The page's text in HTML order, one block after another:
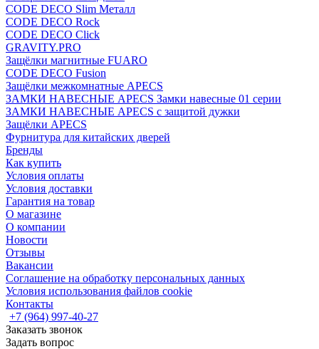
CODE DECO Slim Металл
CODE DECO Rock
CODE DECO Click
GRAVITY.PRO
Защёлки магнитные FUARO
CODE DECO Fusion
Защёлки межкомнатные APECS
ЗАМКИ НАВЕСНЫЕ APECS Замки навесные 01 серии
ЗАМКИ НАВЕСНЫЕ APECS с защитой дужки
Защёлки APECS
Фурнитура для китайских дверей
Бренды
Как купить
Условия оплаты
Условия доставки
Гарантия на товар
О магазине
О компании
Новости
Отзывы
Вакансии
Соглашение на обработку персональных данных
Условия использования файлов cookie
Контакты
+7 (964) 997-40-27
Заказать звонок
Задать вопрос